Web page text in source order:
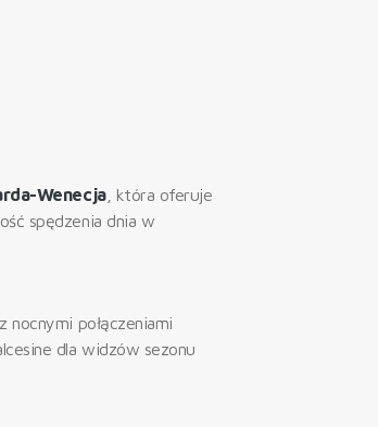
Wenecja, która oferuje
spędzenia dnia w
nocnymi połączeniami
dla widzów sezonu